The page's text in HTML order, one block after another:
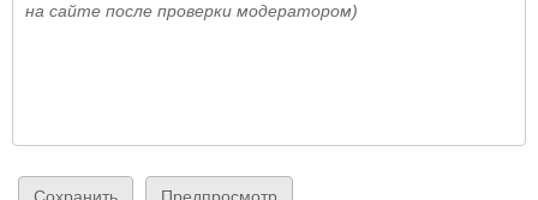
на сайте после проверки модератором)